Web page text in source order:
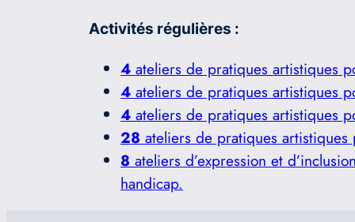
Activités régulières :
4 ateliers de pratiques artistiques
4 ateliers de pratiques artistiques
4 ateliers de pratiques artistiques
28 ateliers de pratiques artistiques
8 ateliers d’expression et
handicap.